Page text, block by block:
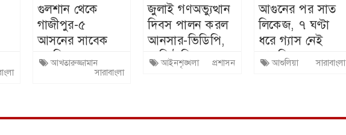
গুলশান থেকে
গাজীপুর-৫
আসনের সাবেক
এমপি
আখতারুজ্জামান
আখতারুজ্জামান
সারাবাংলা
জুলাই গণঅভ্যুত্থান
দিবস পালন করল
আনসার-ভিডিপি,
প্রাতিষ্ঠানিক সংস্কার
অব্যাহত রাখার
আইনশৃঙ্খলা প্রশাসন
আগুনের পর সাত
লিকেজ, ৭ ঘণ্টা
ধরে গ্যাস নেই
আশুলিয়ায়
আশুলিয়া সারাবাংলা